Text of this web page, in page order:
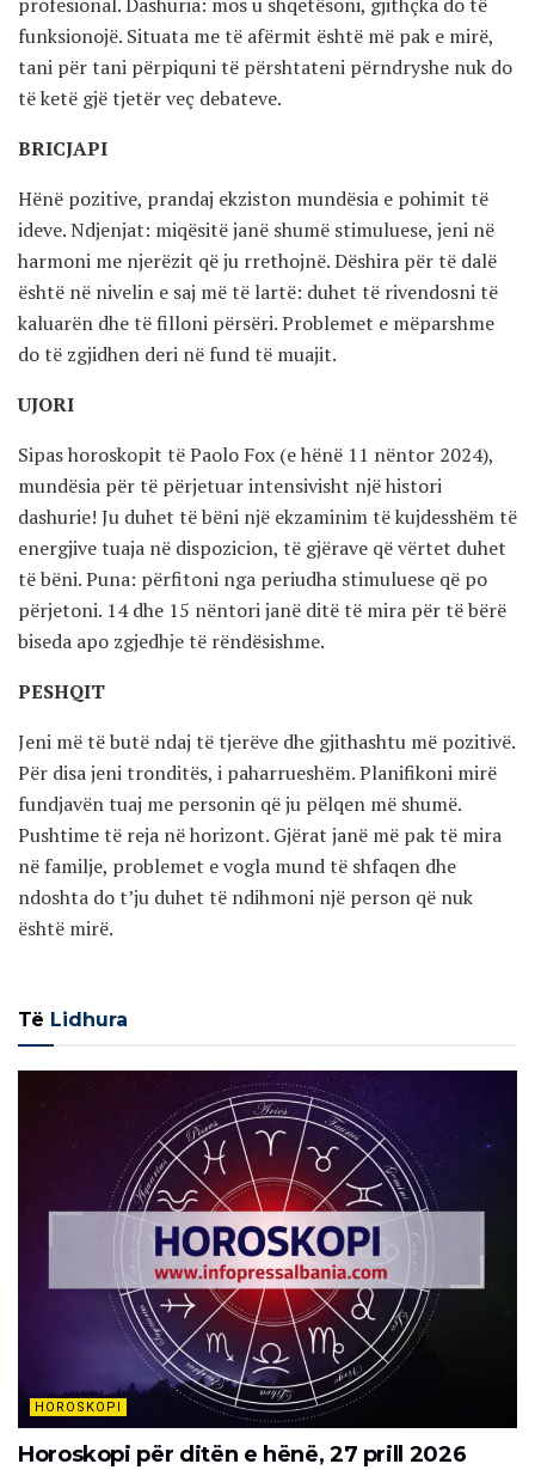
funksionojë. Situata me të afërmit është më pak e mirë,
tani për tani përpiquni të përshtateni përndryshe nuk do
të ketë gjë tjetër veç debateve.
BRICJAPI
Hënë pozitive, prandaj ekziston mundësia e pohimit të
ideve. Ndjenjat: miqësitë janë shumë stimuluese, jeni në
harmoni me njerëzit që ju rrethojnë. Dëshira për të dalë
është në nivelin e saj më të lartë: duhet të rivendosni të
kaluarën dhe të filloni përsëri. Problemet e mëparshme
do të zgjidhen deri në fund të muajit.
UJORI
Sipas horoskopit të Paolo Fox (e hënë 11 nëntor 2024),
mundësia për të përjetuar intensivisht një histori
dashurie! Ju duhet të bëni një ekzaminim të kujdesshëm të
energjive tuaja në dispozicion, të gjërave që vërtet duhet
të bëni. Puna: përfitoni nga periudha stimuluese që po
përjetoni. 14 dhe 15 nëntori janë ditë të mira për të bërë
biseda apo zgjedhje të rëndësishme.
PESHQIT
Jeni më të butë ndaj të tjerëve dhe gjithashtu më pozitivë.
Për disa jeni tronditës, i paharrueshëm. Planifikoni mirë
fundjavën tuaj me personin që ju pëlqen më shumë.
Pushtime të reja në horizont. Gjërat janë më pak të mira
në familje, problemet e vogla mund të shfaqen dhe
ndoshta do t’ju duhet të ndihmoni një person që nuk
është mirë.
Të Lidhura
HOROSKOPI
Horoskopi për ditën e hënë, 27 prill 2026